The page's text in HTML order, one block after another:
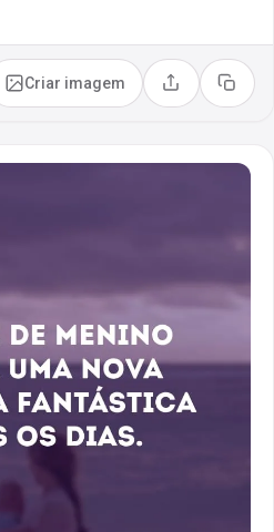
Criar imagem Compartilhar
Copiar